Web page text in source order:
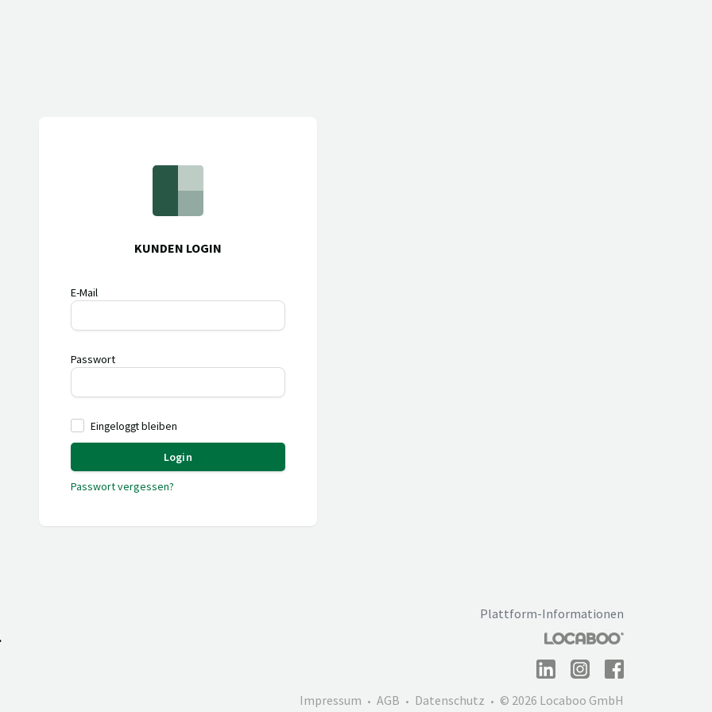
KUNDEN LOGIN
E-Mail
Passwort
Eingeloggt bleiben
Login
Passwort vergessen?
Plattform-Informationen
Impressum AGB Datenschutz © 2026 Locaboo GmbH